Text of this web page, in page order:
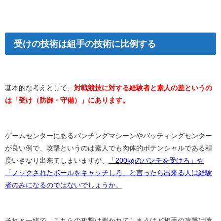
受けの技術は組手の技術に比例する
基本的な考えとして、 対戦競技に対する経験者と素人の差というの
は「受け（防御・守備）」にあります。
ゲームセンターにあるパンチングマシーンやバッティングセンター
が良い例で、攻撃というのは素人でも肉体的ポテンシャルである程
度いきなり出来てしまいますが、
「200kgのパンチを受けろ」や
「ノックされたボールをキャッチしろ」と言ったら出来る人は経験
者のみになるのではないでしょうか。